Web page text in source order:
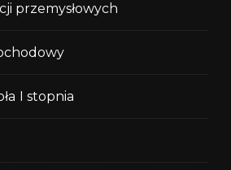
przemysłowych
I stopnia